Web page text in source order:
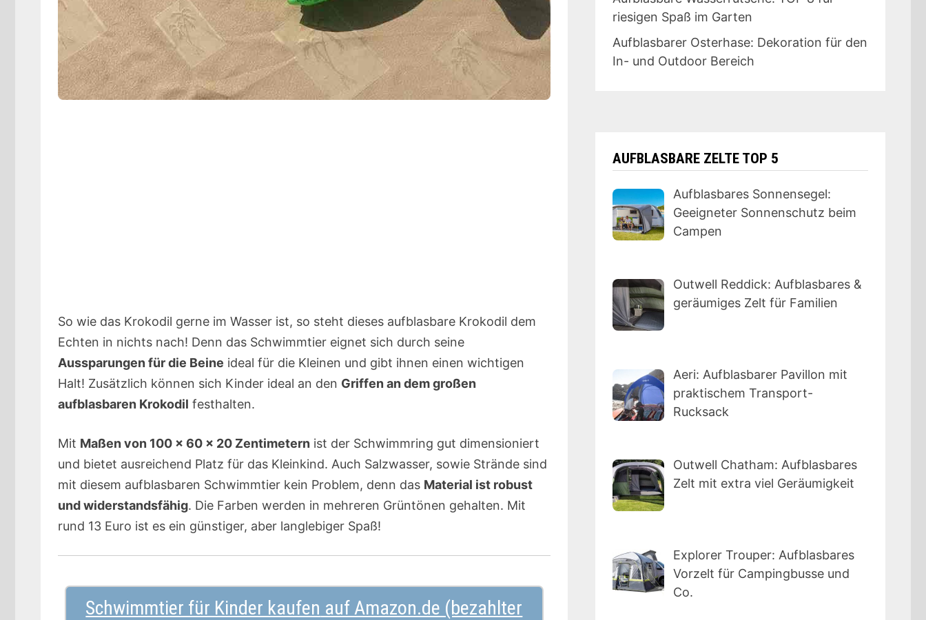
So wie das Krokodil gerne im Wasser ist, so steht dieses aufblasbare Krokodil dem
Echten in nichts nach! Denn das Schwimmtier eignet sich durch seine
Aussparungen für die Beine ideal für die Kleinen und gibt ihnen einen wichtigen
Halt! Zusätzlich können sich Kinder ideal an den Griffen an dem großen
aufblasbaren Krokodil festhalten.
Mit Maßen von 100 x 60 x 20 Zentimetern ist der Schwimmring gut dimensioniert
und bietet ausreichend Platz für das Kleinkind. Auch Salzwasser, sowie Strände sind
mit diesem aufblasbaren Schwimmtier kein Problem, denn das Material ist robust
und widerstandsfähig. Die Farben werden in mehreren Grüntönen gehalten. Mit
rund 13 Euro ist es ein günstiger, aber langlebiger Spaß!
Schwimmtier für Kinder kaufen
riesigen Spaß im Garten
Aufblasbarer Osterhase: Dekoration für den
In- und Outdoor Bereich
AUFBLASBARE ZELTE TOP 5
Aufblasbares Sonnensegel:
Geeigneter Sonnenschutz beim
Campen
Outwell Reddick: Aufblasbares &
geräumiges Zelt für Familien
Aeri: Aufblasbarer Pavillon mit
praktischem Transport-
Rucksack
Outwell Chatham: Aufblasbares
Zelt mit extra viel Geräumigkeit
Explorer Trouper: Aufblasbares
Vorzelt für Campingbusse und
Co.